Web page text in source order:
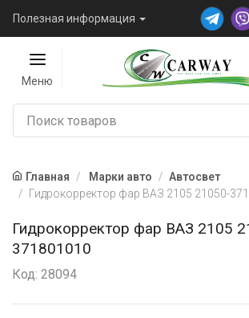
Полезная информация
Меню
Главная Марки авто
Автосвет
Гидрокорректор фар ВАЗ 2105 21050-
Гидрокорректор фар ВАЗ 2105
371801010
Код: 28094